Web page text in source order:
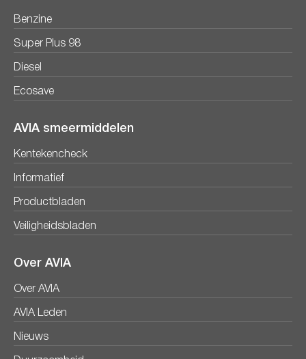
Benzine
Super Plus 98
Diesel
Ecosave
AVIA smeermiddelen
Kentekencheck
Informatief
Productbladen
Veiligheidsbladen
Over AVIA
Over AVIA
AVIA Leden
Nieuws